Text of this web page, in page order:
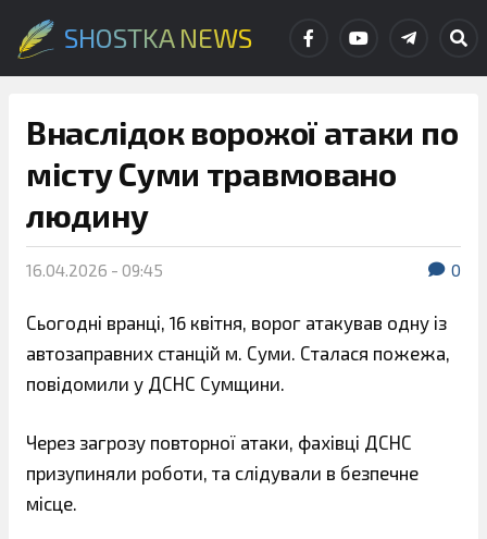
SHOSTKA NEWS
Внаслідок ворожої атаки по
місту Суми травмовано
людину
16.04.2026 - 09:45 0
Сьогодні вранці, 16 квітня, ворог атакував одну із
автозаправних станцій м. Суми. Сталася пожежа,
повідомили у ДСНС Сумщини.
Через загрозу повторної атаки, фахівці ДСНС
призупиняли роботи, та слідували в безпечне
місце.